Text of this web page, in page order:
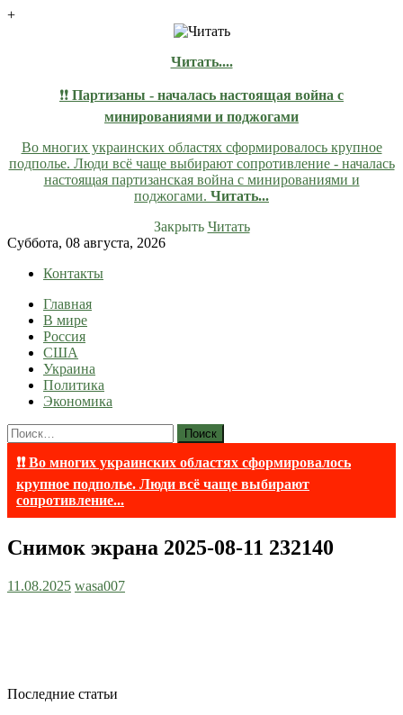
+
Читать....
❗❗ Партизаны - началась настоящая война с
минированиями и поджогами
Во многих украинских областях сформировалось крупное
подполье. Люди всё чаще выбирают сопротивление - началась
настоящая партизанская война с минированиями и
поджогами. Читать...
Закрыть Читать
Skip
content
Суббота, 08 августа, 2026
Контакты
lentaruss
lentaruss — Новости
Главная
В мире
Россия
США
Украина
Политика
Экономика
Найти:
❗❗ Во многих украинских областях сформировалось
крупное подполье. Люди всё чаще выбирают
сопротивление...
Снимок экрана 2025-08-11 232140
11.08.2025 wasa007
Последние статьи